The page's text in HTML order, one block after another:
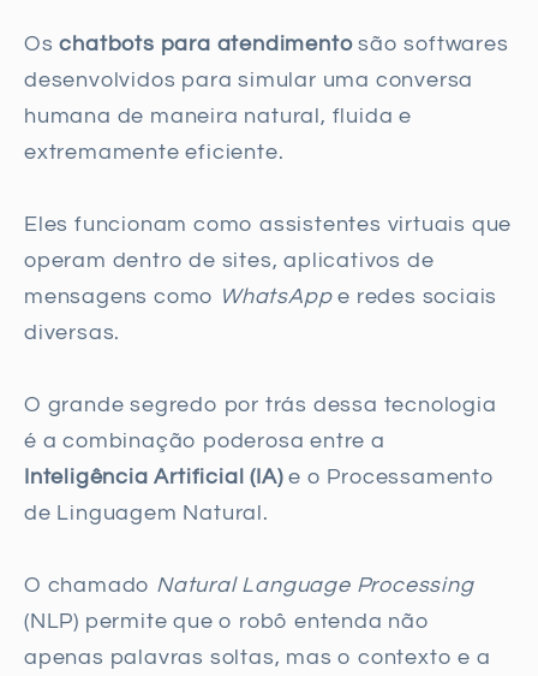
Oschatbots para atendimentosão softwares
desenvolvidos para simular uma conversa
humana de maneira natural, fluida e
extremamente eficiente.
Eles funcionam como assistentes virtuais que
operam dentro de sites, aplicativos de
mensagens como WhatsAppe redes sociais
diversas.
O grande segredo por trás dessa tecnologia
é a combinação poderosa entre a
Inteligência Artificial (IA)e o Processamento
de Linguagem Natural.
O chamado Natural Language Processing
(NLP) permite que o robô entenda não
apenas palavras soltas, mas o contexto e a